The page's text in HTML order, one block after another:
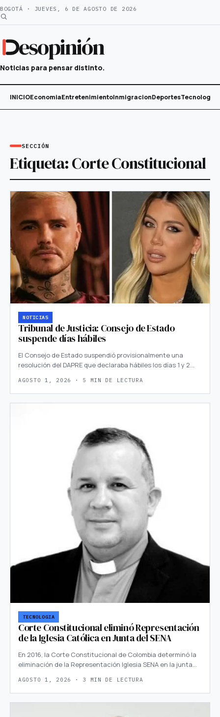
Saltar
al
BOGOTÁ · JUEVES, 6 DE AGOSTO DE 2026
esopinión
Noticias para pensar distinto.
INICIOEconomiaEntretenimientoInmigracionDeportesTecnología
SECCIÓN
Etiqueta:Corte Constitucional
NOTICIAS
Tribunal de Justicia: Consejo de Estado
suspende días hábiles
El Consejo de Estado suspendió provisionalmente una
resolución del DAPRE que declaraba hábiles los días 1 y 2…
AGOSTO 1, 2026 · 5 MIN DE LECTURA
TECNOLOGIA
Corte Constitucional eliminó Representación
de la Iglesia Católica en Junta del SENA
En 2016, la Corte Constitucional de Colombia determinó la
eliminación de la Representación Iglesia SENA en la junta…
AGOSTO 1, 2026 · 3 MIN DE LECTURA